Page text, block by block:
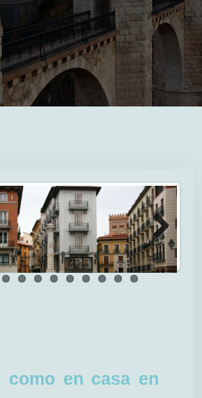
Next
como en casa en